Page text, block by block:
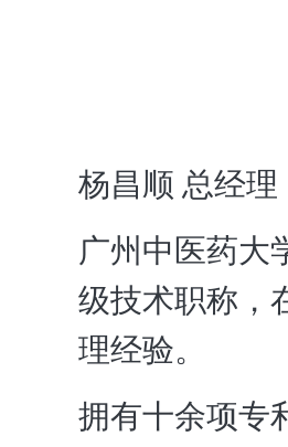
杨昌顺 总经理
广州中医药大
级技术职称，
理经验。
拥有十余项专